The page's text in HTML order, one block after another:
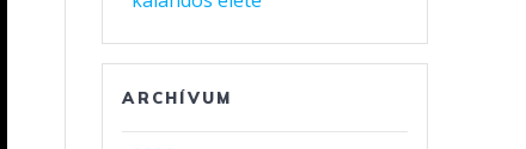
ARCHÍVUM